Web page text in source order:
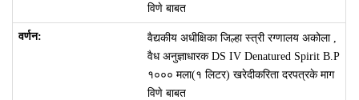
विणे बाबत
वैद्यकीय अधीक्षिका जिल्हा स्त्री रग्णालय अकोला ,
वैध अनुज्ञाधारक DS IV Denatured Spirit B.P
१००० मला(१ लिटर) खरेदीकरिता दरपत्रके माग
विणे बाबत